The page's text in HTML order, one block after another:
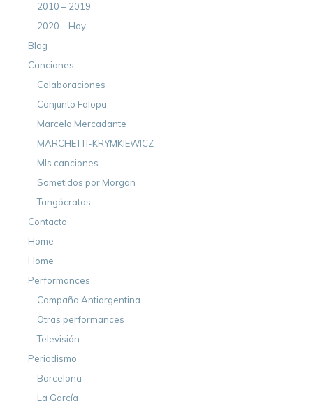
2010 – 2019
2020 – Hoy
Blog
Canciones
Colaboraciones
Conjunto Falopa
Marcelo Mercadante
MARCHETTI-KRYMKIEWICZ
MIs canciones
Sometidos por Morgan
Tangócratas
Contacto
Home
Home
Performances
Campaña Antiargentina
Otras performances
Televisión
Periodismo
Barcelona
La García